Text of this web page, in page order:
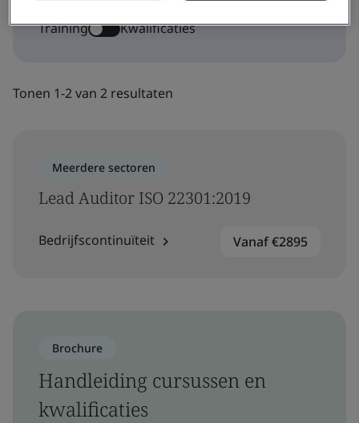
Training Kwalificaties
Tonen 1-2 van 2 resultaten
Meerdere sectoren
Lead Auditor ISO 22301:2019
Bedrijfscontinuïteit Vanaf €2895
Brochure
Handleiding cursussen en
kwalificaties